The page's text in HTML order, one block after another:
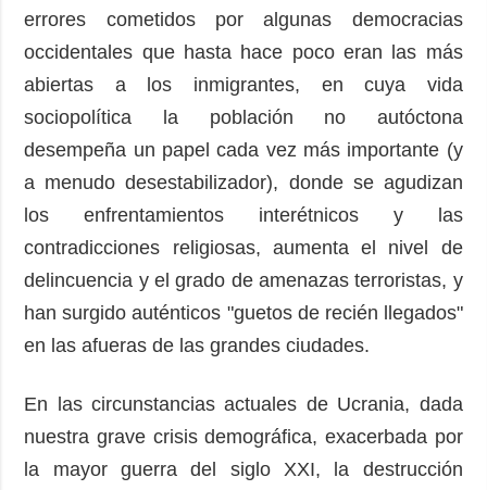
errores cometidos por algunas democracias
occidentales que hasta hace poco eran las más
abiertas a los inmigrantes, en cuya vida
sociopolítica la población no autóctona
desempeña un papel cada vez más importante (y
a menudo desestabilizador), donde se agudizan
los enfrentamientos interétnicos y las
contradicciones religiosas, aumenta el nivel de
delincuencia y el grado de amenazas terroristas, y
han surgido auténticos "guetos de recién llegados"
en las afueras de las grandes ciudades.
En las circunstancias actuales de Ucrania, dada
nuestra grave crisis demográfica, exacerbada por
la mayor guerra del siglo XXI, la destrucción